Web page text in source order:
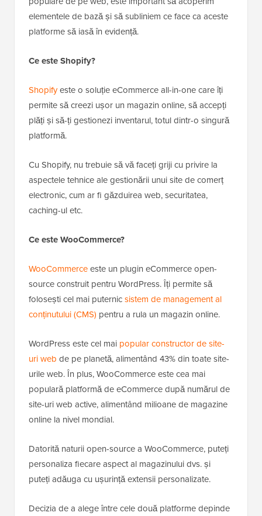
elementele de bază și să subliniem ce face ca aceste
platforme să iasă în evidență.
Ce este Shopify?
Shopifyeste o soluție eCommerce all-in-one care îți
permite să creezi ușor un magazin online, să accepți
plăți și să-ți gestionezi inventarul, totul dintr-o singură
platformă.
Cu Shopify, nu trebuie să vă faceți griji cu privire la
aspectele tehnice ale gestionării unui site de comerț
electronic, cum ar fi găzduirea web, securitatea,
caching-ul etc.
Ce este WooCommerce?
WooCommerceeste un plugin eCommerce open-
source construit pentru WordPress. Îți permite să
folosești cel mai puternicsistem de management al
conținutului (CMS) pentru a rula un magazin online.
WordPress este cel mai popular constructor de site-
uri web de pe planetă, alimentând 43% din toate site-
urile web. În plus, WooCommerce este cea mai
populară platformă de eCommerce după numărul de
site-uri web active, alimentând milioane de magazine
online la nivel mondial.
Datorită naturii open-source a WooCommerce, puteți
personaliza fiecare aspect al magazinului dvs. și
puteți adăuga cu ușurință extensii personalizate.
Decizia de a alege între cele două platforme depinde